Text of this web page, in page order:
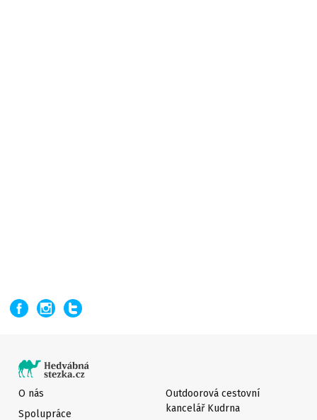
O nás
Spolupráce
Outdoorová cestovní
kancelář Kudrna